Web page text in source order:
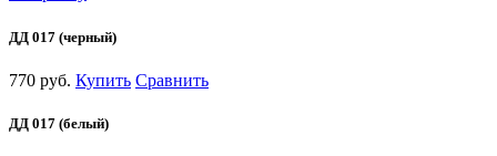
ДД 017 (черный)
770 руб. Купить Сравнить
ДД 017 (белый)